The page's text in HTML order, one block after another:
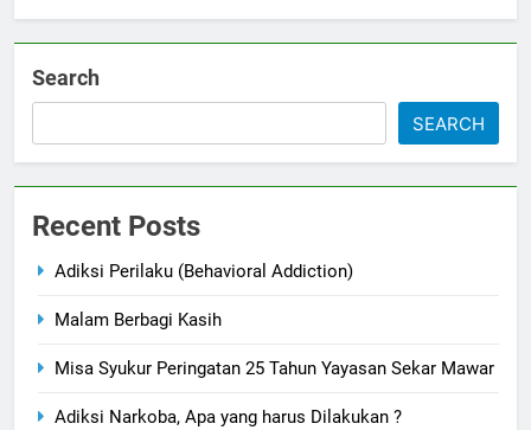
Search
SEARCH
Recent Posts
Adiksi Perilaku (Behavioral Addiction)
Malam Berbagi Kasih
Misa Syukur Peringatan 25 Tahun Yayasan Sekar Mawar
Adiksi Narkoba, Apa yang harus Dilakukan ?